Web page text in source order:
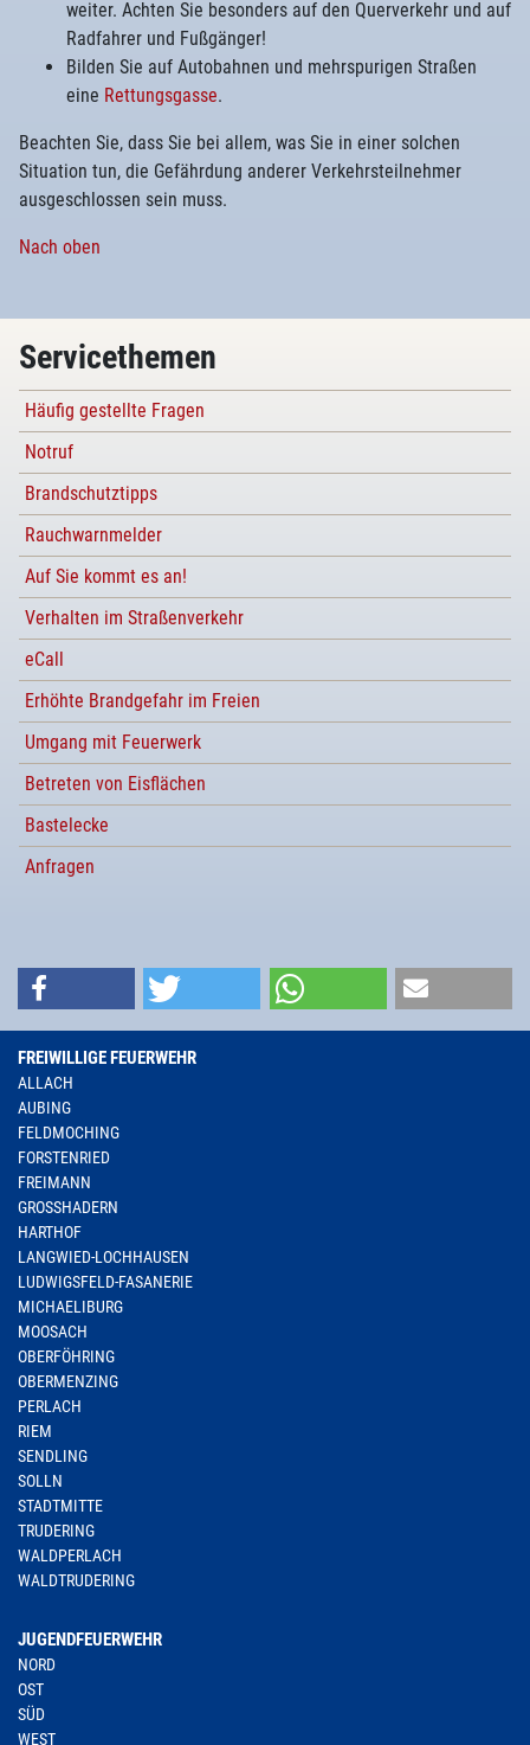
weiter. Achten Sie besonders auf den Querverkehr und auf
Radfahrer und Fußgänger!
Bilden Sie auf Autobahnen und mehrspurigen Straßen
eine Rettungsgasse.
Beachten Sie, dass Sie bei allem, was Sie in einer solchen
Situation tun, die Gefährdung anderer Verkehrsteilnehmer
ausgeschlossen sein muss.
Nach oben
Servicethemen
Häufig gestellte Fragen
Notruf
Brandschutztipps
Rauchwarnmelder
Auf Sie kommt es an!
Verhalten im Straßenverkehr
eCall
Erhöhte Brandgefahr im Freien
Umgang mit Feuerwerk
Betreten von Eisflächen
Bastelecke
Anfragen
FREIWILLIGE FEUERWEHR
ALLACH
AUBING
FELDMOCHING
FORSTENRIED
FREIMANN
GROSSHADERN
HARTHOF
LANGWIED-LOCHHAUSEN
LUDWIGSFELD-FASANERIE
MICHAELIBURG
MOOSACH
OBERFÖHRING
OBERMENZING
PERLACH
RIEM
SENDLING
SOLLN
STADTMITTE
TRUDERING
WALDPERLACH
WALDTRUDERING
JUGENDFEUERWEHR
NORD
OST
SÜD
WEST